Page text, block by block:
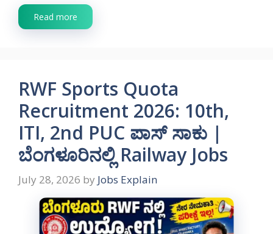
Read more
RWF Sports Quota
Recruitment 2026: 10th,
ITI, 2nd PUC ಪಾಸ್ ಸಾಕು |
ಬೆಂಗಳೂರಿನಲ್ಲಿ Railway Jobs
July 28, 2026 by Jobs Explain